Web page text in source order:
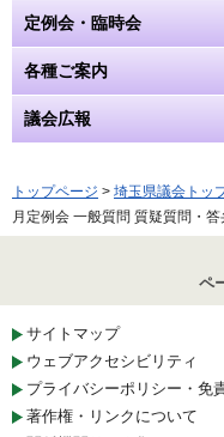
定例会・臨時会
各種ご案内
議会広報
トップページ > 埼玉県議会トッ
月定例会 一般質問 質疑質問・答
ペ
サイトマップ
ウェブアクセシビリティ
プライバシーポリシー・免
著作権・リンクについて